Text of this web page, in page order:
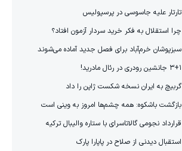
تارتار علیه جاسوسی در پرسپولیس
چرا استقلال به فکر خرید سردار آزمون افتاد؟
سبزپوشان خرم‌آباد برای فصل جدید آماده می‌شوند
۳+۱ جانشین رودری در رئال مادرید!
گربیچ به ایران نسخه شکست ژاپن را داد
بازگشت باشکوه: همه چشم‌ها امروز به وینی است
قرارداد نجومی گالاتاسرای با ستاره والیبال ترکیه
استقبال دیدنی از صلاح در پاپارا پارک